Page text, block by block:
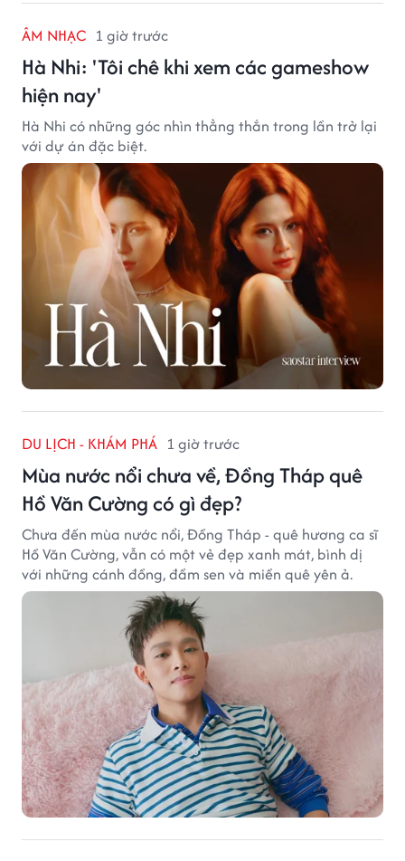
ÂM NHẠC 1 giờ trước
Hà Nhi: 'Tôi chê khi xem các gameshow
hiện nay'
Hà Nhi có những góc nhìn thẳng thắn trong lần trở lại
với dự án đặc biệt.
DU LỊCH - KHÁM PHÁ 1 giờ trước
Mùa nước nổi chưa về, Đồng Tháp quê
Hồ Văn Cường có gì đẹp?
Chưa đến mùa nước nổi, Đồng Tháp - quê hương ca sĩ
Hồ Văn Cường, vẫn có một vẻ đẹp xanh mát, bình dị
với những cánh đồng, đầm sen và miền quê yên ả.